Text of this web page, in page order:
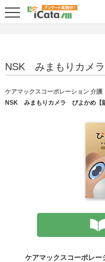
NSK みまもりカメ
ケアマックスコーポレーション 介護
NSK みまもりカメラ ぴよかめ【購
ケアマックスコーポレー